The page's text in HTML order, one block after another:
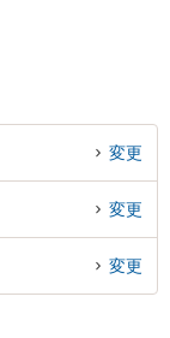
変更
変更
変更